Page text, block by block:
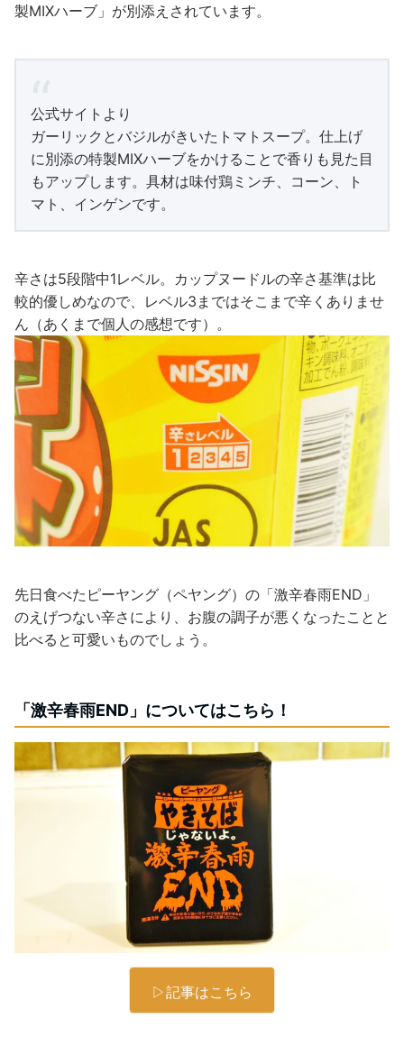
製MIXハーブ」が別添えされています。
公式サイトより
ガーリックとバジルがきいたトマトスープ。仕上げ
に別添の特製MIXハーブをかけることで香りも見た目
もアップします。具材は味付鶏ミンチ、コーン、ト
マト、インゲンです。
辛さは5段階中1レベル。カップヌードルの辛さ基準は比
較的優しめなので、レベル3まではそこまで辛くありませ
ん（あくまで個人の感想です）。
先日食べたピーヤング（ペヤング）の「激辛春雨END」
のえげつない辛さにより、お腹の調子が悪くなったことと
比べると可愛いものでしょう。
「激辛春雨END」についてはこちら！
▷記事はこちら